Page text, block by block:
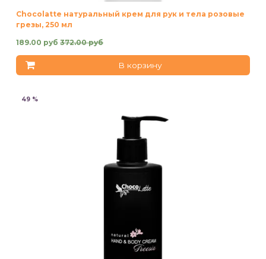
Chocolatte натуральный крем для рук и тела розовые
грезы, 250 мл
189.00 руб 372.00 руб
В корзину
49 %